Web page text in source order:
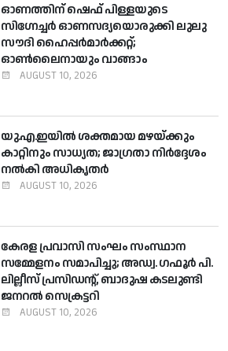
ഓണത്തിന് ഷെഫ് പിള്ളയുടെ
സിഗ്നേച്ചര്‍ ഓണസദ്യയൊരുക്കി ലുലു
സൗദി ഹൈപ്പര്‍മാര്‍ക്കറ്റ്;
ഓണ്‍ലൈനായും വാങ്ങാം
AUGUST 10, 2026
യു.എ.ഇയില്‍ ശക്തമായ മഴയ്ക്കും
കാറ്റിനും സാധ്യത; ജാഗ്രതാ നിര്‍ദ്ദേശം
നല്‍കി അധികൃതര്‍
AUGUST 10, 2026
കേരള പ്രവാസി സംഘം സംസ്ഥാന
സമ്മേളനം സമാപിച്ചു; അഡ്വ. ഗഫൂര്‍ പി.
ലില്ലീസ് പ്രസിഡന്റ്, ബാദുഷ കടലുണ്ടി
ജനറല്‍ സെക്രട്ടറി
AUGUST 10, 2026